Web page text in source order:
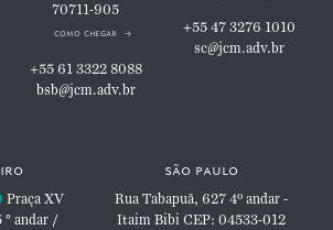
70711-905
como chegar
+55 61 3322 8088
bsb@jcm.adv.br
+55 47 3276 1010
sc@jcm.adv.br
Praça XV
° andar /
são paulo
Rua Tabapuã, 6274º andar -
Itaim BibiCEP: 04533-012